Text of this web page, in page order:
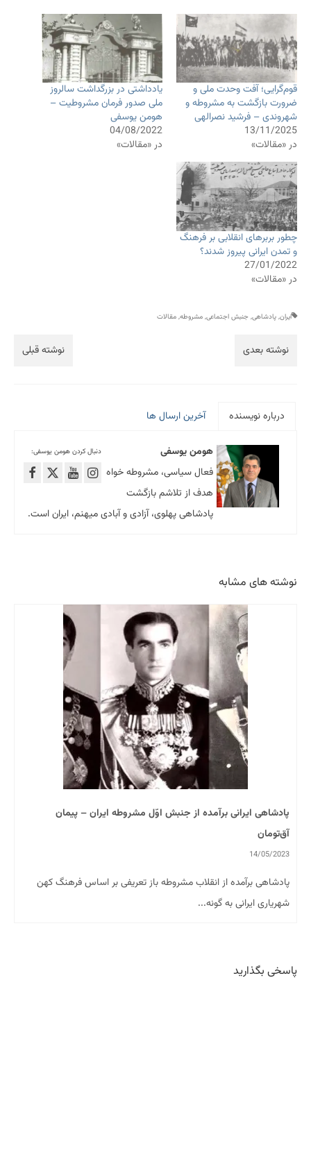
قوم‌گرایی؛ آفت وحدت ملی و
ضرورت بازگشت به مشروطه و
شهروندی – فرشید نصرالهی
13/11/2025
در «مقالات»
یادداشتی در بزرگداشت سالروز
ملی صدور فرمان مشروطیت –
هومن یوسفی
04/08/2022
در «مقالات»
چطور بربرهای انقلابی بر فرهنگ
و تمدن ایرانی پیروز شدند؟
27/01/2022
در «مقالات»
ایران, پادشاهی, جنبش اجتماعی, مشروطه, مقالات
نوشته قبلی نوشته بعدی
درباره نویسنده آخرین ارسال ها
دنبال کردن هومن یوسفی:
هومن یوسفی
فعال سیاسی، مشروطه خواه
هدف از تلاشم بازگشت
پادشاهی پهلوی، آزادی و آبادی میهنم، ایران است.
نوشته های مشابه
پادشاهی ایرانی برآمده از جنبش اوّل مشروطه ایران – پیمان
آق‌تومان
14/05/2023
پادشاهی برآمده از انقلاب مشروطه باز تعریفی بر اساس فرهنگ کهن
شهریاری ایرانی به گونه...
پاسخی بگذارید